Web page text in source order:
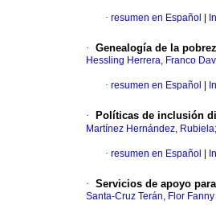
· resumen en Español
· Genealogía de la
Hessling Herrera, Franco
· resumen en Español
· Políticas de inclusión
Martínez Hernández, Rubiela;
· resumen en Español
· Servicios de apoyo
Santa-Cruz Terán, Flor Fanny